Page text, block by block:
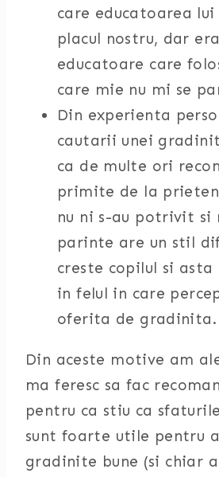
care educatoarea
placul nostru, dar
educatoare care
care mie nu mi se
Din experienta
cautarii unei
ca de multe ori
primite de la
nu ni s-au potrivit si
parinte are un stil
creste copilul si asta
in felul in care
oferita de gradinita.
Din aceste motive am
ma feresc sa fac
pentru ca stiu ca
sunt foarte utile pentru
gradinite bune (si chiar